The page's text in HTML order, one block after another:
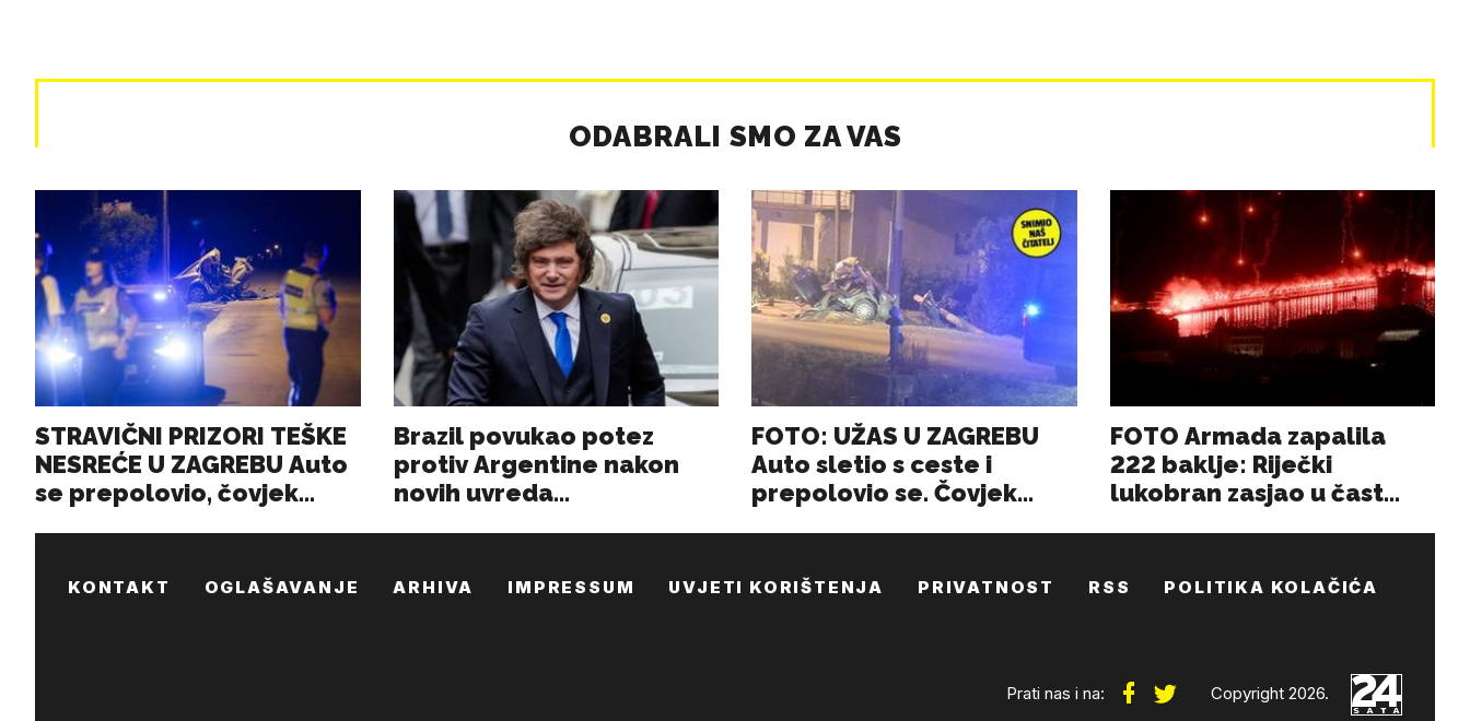
KONTAKT OGLAŠAVANJE ARHIVA IMPRESSUM UVJETI KORIŠTENJA PRIVATNOST RSS POLITIKA KOLAČIĆA
Prati nas i na: Copyright 2026.